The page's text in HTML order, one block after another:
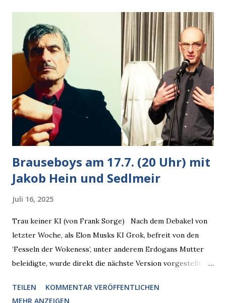
Krähe und ihn an, er die Krähe und mich, wir lächelten
gleichzeitig amüsiert. “Vorsicht!”, sagte ich zu ihm, “im
Wedding muss man immer aufpassen!” “Mach ich!”,
bestätigte der freundliche Nachbar, "Hab alles im Blick!”
Wir fixierten die ertappte Krähe, die sich zurückzog.
Heute ging sie leer aus, Abspann, Ende. Die Brauseboys am
Donnerstag, 4.6. (20 Uhr) Mit Mareike Barmeyer , Jobinski
und Bjarne Haus der Sinne (Ystader St...
Brauseboys am 17.7. (20 Uhr) mit
Jakob Hein und Sedlmeir
Juli 16, 2025
Trau keiner KI (von Frank Sorge) Nach dem Debakel von
letzter Woche, als Elon Musks KI Grok, befreit von den
‘Fesseln der Wokeness’, unter anderem Erdogans Mutter
beleidigte, wurde direkt die nächste Version vorgestellt,
radikalisierte, weil sie ohnehin kurz vor dem Austausch
TEILEN
KOMMENTAR VERÖFFENTLICHEN
MEHR ANZEIGEN